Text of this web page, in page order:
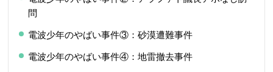
問
電波少年のやばい事件③：砂漠遭難事件
電波少年のやばい事件④：地雷撤去事件